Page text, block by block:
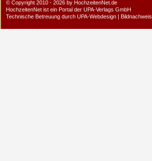
© Copyright 2010 - 2026 by HochzeitenNet.de
HochzeitenNet ist ein Portal der UPA-Verlags GmbH
Technische Betreuung durch UPA-Webdesign | Bildnachweis